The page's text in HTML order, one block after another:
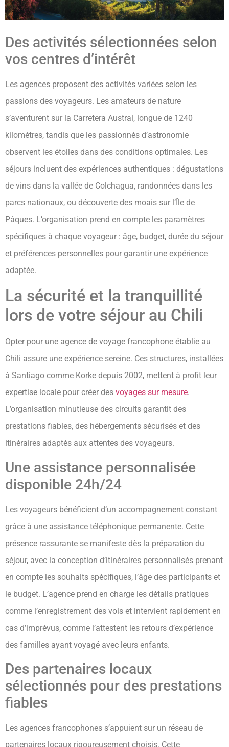
Des activités sélectionnées selon
vos centres d’intérêt
Les agences proposent des activités variées selon les
passions des voyageurs. Les amateurs de nature
s’aventurent sur la Carretera Austral, longue de 1240
kilomètres, tandis que les passionnés d’astronomie
observent les étoiles dans des conditions optimales. Les
séjours incluent des expériences authentiques : dégustations
de vins dans la vallée de Colchagua, randonnées dans les
parcs nationaux, ou découverte des moais sur l’Île de
Pâques. L’organisation prend en compte les paramètres
spécifiques à chaque voyageur : âge, budget, durée du séjour
et préférences personnelles pour garantir une expérience
adaptée.
La sécurité et la tranquillité
lors de votre séjour au Chili
Opter pour une agence de voyage francophone établie au
Chili assure une expérience sereine. Ces structures, installées
à Santiago comme Korke depuis 2002, mettent à profit leur
expertise locale pour créer des voyages sur mesure.
L’organisation minutieuse des circuits garantit des
prestations fiables, des hébergements sécurisés et des
itinéraires adaptés aux attentes des voyageurs.
Une assistance personnalisée
disponible 24h/24
Les voyageurs bénéficient d’un accompagnement constant
grâce à une assistance téléphonique permanente. Cette
présence rassurante se manifeste dès la préparation du
séjour, avec la conception d’itinéraires personnalisés prenant
en compte les souhaits spécifiques, l’âge des participants et
le budget. L’agence prend en charge les détails pratiques
comme l’enregistrement des vols et intervient rapidement en
cas d’imprévus, comme l’attestent les retours d’expérience
des familles ayant voyagé avec leurs enfants.
Des partenaires locaux
sélectionnés pour des prestations
fiables
Les agences francophones s’appuient sur un réseau de
partenaires locaux rigoureusement choisis. Cette